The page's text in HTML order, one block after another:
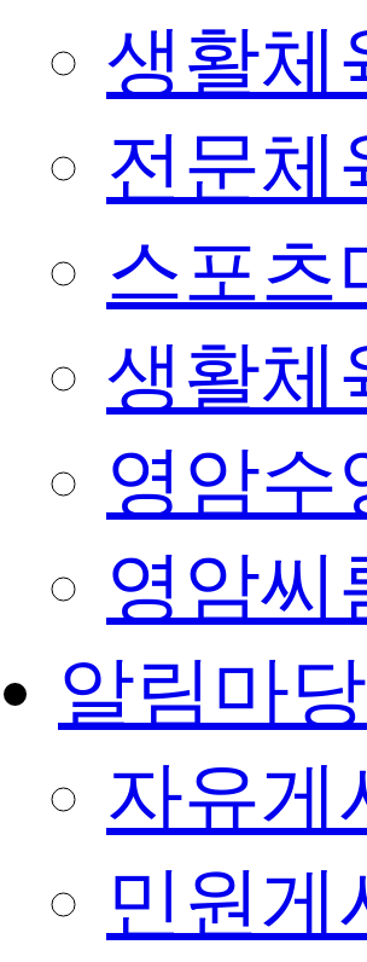
생활체
전문체
스포츠
생활체
영암수
영암씨
알림마당
자유게
민원게